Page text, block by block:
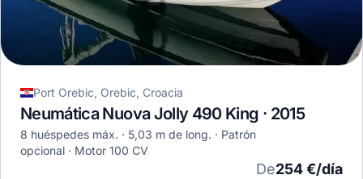
Port Orebic, Orebic, Croacia
Neumática Nuova Jolly 490 King · 2015
8 huéspedes máx. 5,03 m de long.
Patrón
opcional
Motor 100 CV
De254 €/día